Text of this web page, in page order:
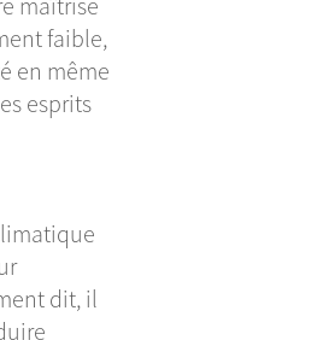
faible,
en même
esprits
dit, il